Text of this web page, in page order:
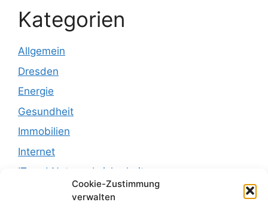
Cookie-Zustimmung
verwalten
Kategorien
Allgemein
Dresden
Energie
Gesundheit
Immobilien
Internet
IT und Netzwerksicherheit